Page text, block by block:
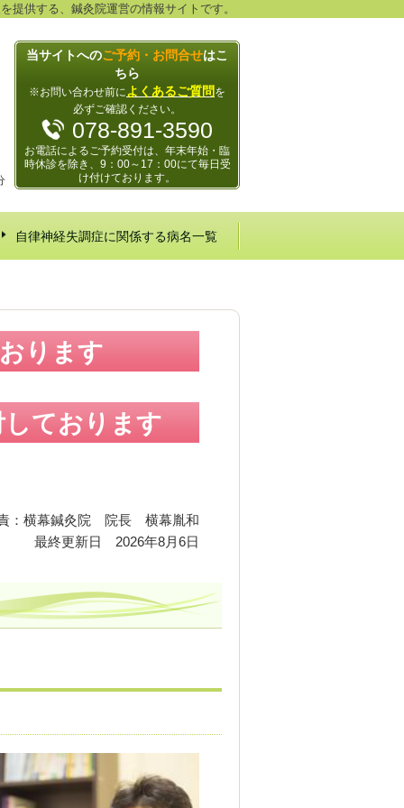
提供する、鍼灸院運営の情報サイトです。
当サイトへのご予約・お問合せはこ
ちら
※お問い合わせ前に よくあるご質問 を
必ずご確認ください。
078-891-3590
お電話によるご予約受付は、年末年始・臨
時休診を除き、9：00～17：00にて毎日受
け付けております。
自律神経失調症に関係する病名一覧
ります
ております
：横幕鍼灸院 院長 横幕胤和
最終更新日 2026年8月6日